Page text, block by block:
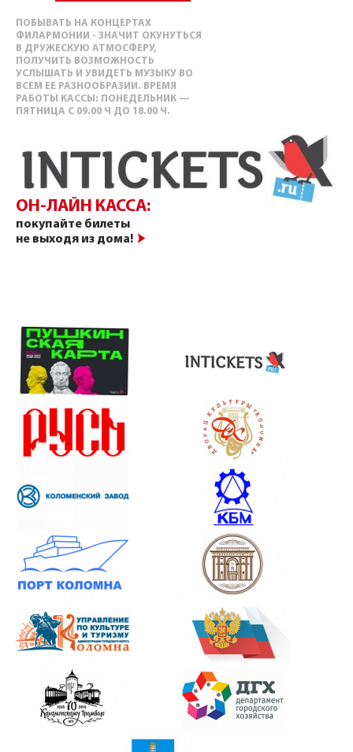
ПОБЫВАТЬ НА КОНЦЕРТАХ
ФИЛАРМОНИИ - ЗНАЧИТ ОКУНУТЬСЯ
В ДРУЖЕСКУЮ АТМОСФЕРУ,
ПОЛУЧИТЬ ВОЗМОЖНОСТЬ
УСЛЫШАТЬ И УВИДЕТЬ МУЗЫКУ ВО
ВСЕМ ЕЕ РАЗНООБРАЗИИ. ВРЕМЯ
РАБОТЫ КАССЫ: ПОНЕДЕЛЬНИК —
ПЯТНИЦА С 09.00 Ч ДО 18.00 Ч.
ОН-ЛАЙН КАССА:
покупайте билеты
не выходя из дома!